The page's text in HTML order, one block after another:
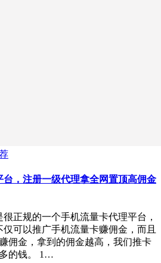
台，注册一级代理拿全网置顶高佣金
很正规的一个手机流量卡代理平台，
仅可以推广手机流量卡赚佣金，而且
佣金，拿到的佣金越高，我们推卡
的钱。 1…